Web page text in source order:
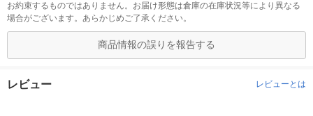
お約束するものではありません。お届け形態は倉庫の在庫状況等により異なる
場合がございます。あらかじめご了承ください。
商品情報の誤りを報告する
レビュー レビューとは